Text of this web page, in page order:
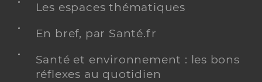
Les espaces thématiques
En bref, par Santé.fr
Santé et environnement : les bons
réflexes au quotidien